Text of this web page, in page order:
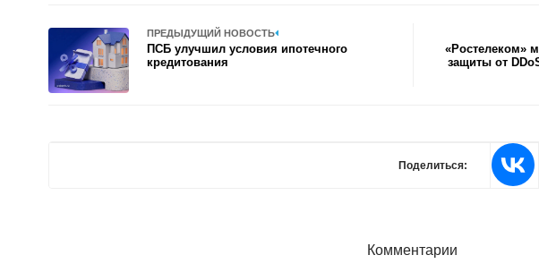
ПРЕДЫДУЩИЙ НОВОСТЬ
ПСБ улучшил условия ипотечного
кредитования
«Ростелеком»
защиты от
Поделиться:
Комментарии